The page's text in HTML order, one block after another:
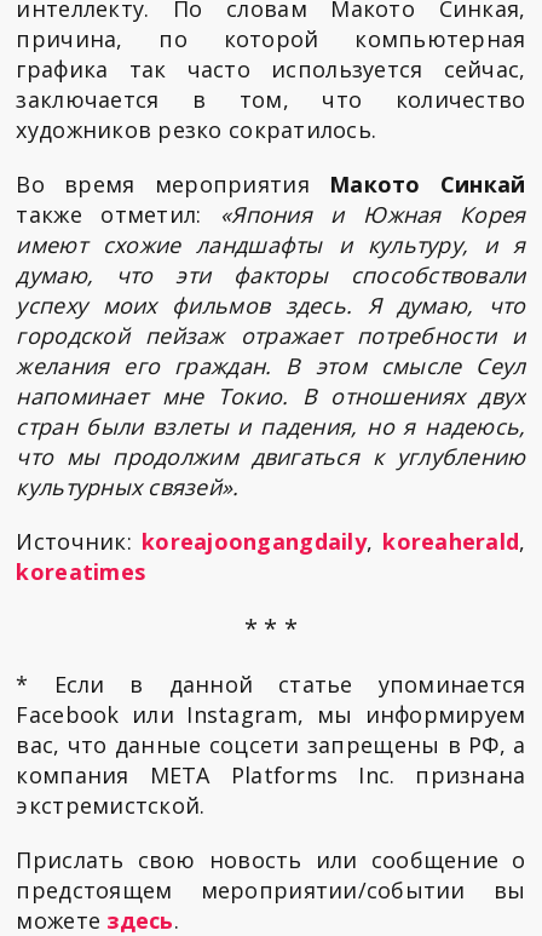
интеллекту. По словам Макото Синкая,
причина, по которой компьютерная
графика так часто используется сейчас,
заключается в том, что количество
художников резко сократилось.
Во время мероприятия Макото Синкай
также отметил: «Япония и Южная Корея
имеют схожие ландшафты и культуру, и я
думаю, что эти факторы способствовали
успеху моих фильмов здесь. Я думаю, что
городской пейзаж отражает потребности и
желания его граждан. В этом смысле Сеул
напоминает мне Токио. В отношениях двух
стран были взлеты и падения, но я надеюсь,
что мы продолжим двигаться к углублению
культурных связей».
Источник: koreajoongangdaily, koreaherald,
koreatimes
* * *
* Если в данной статье упоминается
Facebook или Instagram, мы информируем
вас, что данные соцсети запрещены в РФ, а
компания META Platforms Inc. признана
экстремистской.
Прислать свою новость или сообщение о
предстоящем мероприятии/событии вы
можете здесь.